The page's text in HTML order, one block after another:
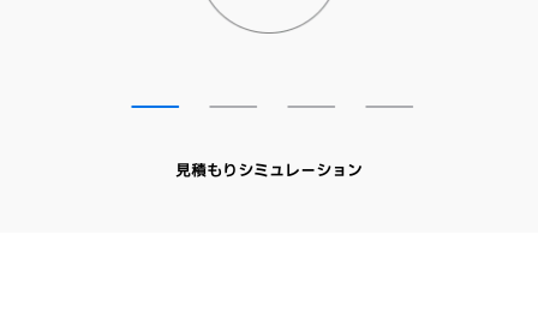
見積もりシミュレーション